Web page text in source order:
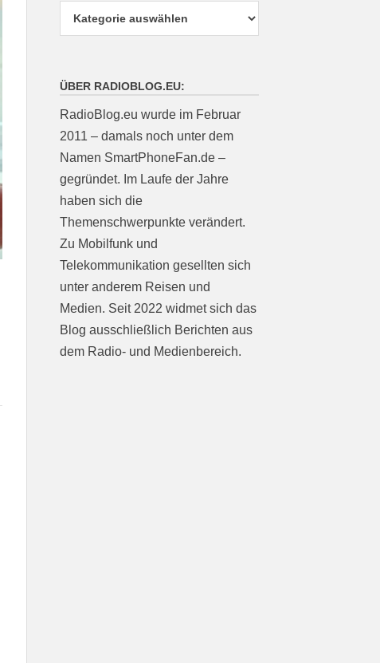
ÜBER RADIOBLOG.EU:
RadioBlog.eu wurde im Februar
2011 – damals noch unter dem
Namen SmartPhoneFan.de –
gegründet. Im Laufe der Jahre
haben sich die
Themenschwerpunkte verändert.
Zu Mobilfunk und
Telekommunikation gesellten sich
unter anderem Reisen und
Medien. Seit 2022 widmet sich das
Blog ausschließlich Berichten aus
dem Radio- und Medienbereich.